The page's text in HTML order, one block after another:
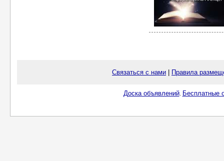
Связаться с нами Правила
Доска объявлений. Бесплатные